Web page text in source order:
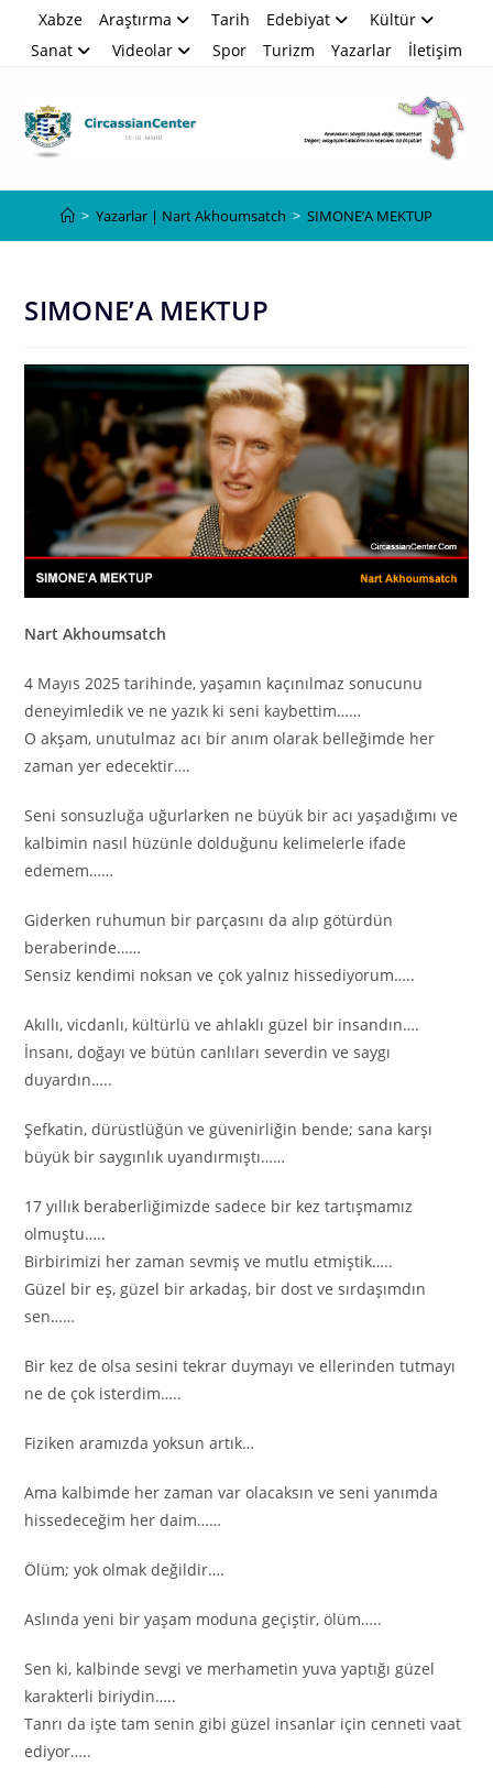
Xabze Araştırma Tarih Edebiyat
Kültür
Sanat
Videolar Spor Turizm Yazarlar İletişim
> Yazarlar | Nart Akhoumsatch > SIMONE’A MEKTUP
SIMONE’A MEKTUP
Nart Akhoumsatch
4 Mayıs 2025 tarihinde, yaşamın kaçınılmaz sonucunu
deneyimledik ve ne yazık ki seni kaybettim……
O akşam, unutulmaz acı bir anım olarak belleğimde her
zaman yer edecektir….
Seni sonsuzluğa uğurlarken ne büyük bir acı yaşadığımı ve
kalbimin nasıl hüzünle dolduğunu kelimelerle ifade
edemem……
Giderken ruhumun bir parçasını da alıp götürdün
beraberinde……
Sensiz kendimi noksan ve çok yalnız hissediyorum…..
Akıllı, vicdanlı, kültürlü ve ahlaklı güzel bir insandın….
İnsanı, doğayı ve bütün canlıları severdin ve saygı
duyardın…..
Şefkatin, dürüstlüğün ve güvenirliğin bende; sana karşı
büyük bir saygınlık uyandırmıştı……
17 yıllık beraberliğimizde sadece bir kez tartışmamız
olmuştu…..
Birbirimizi her zaman sevmiş ve mutlu etmiştik…..
Güzel bir eş, güzel bir arkadaş, bir dost ve sırdaşımdın
sen……
Bir kez de olsa sesini tekrar duymayı ve ellerinden tutmayı
ne de çok isterdim…..
Fiziken aramızda yoksun artık…
Ama kalbimde her zaman var olacaksın ve seni yanımda
hissedeceğim her daim……
Ölüm; yok olmak değildir….
Aslında yeni bir yaşam moduna geçiştir, ölüm…..
Sen ki, kalbinde sevgi ve merhametin yuva yaptığı güzel
karakterli biriydin…..
Tanrı da işte tam senin gibi güzel insanlar için cenneti vaat
ediyor…..